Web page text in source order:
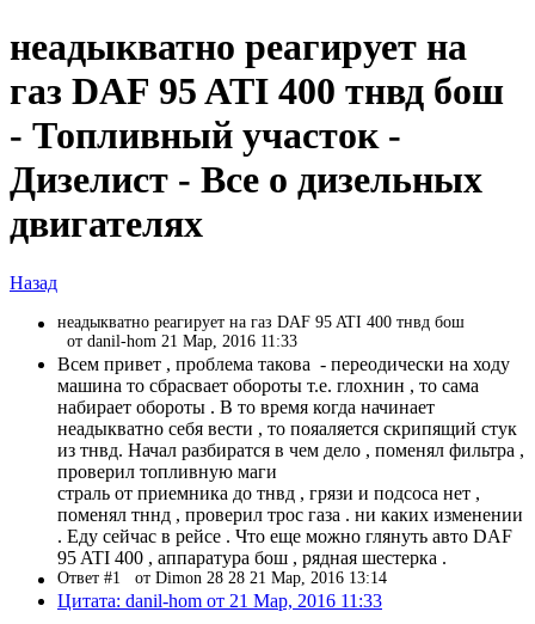
неадыкватно реагирует на
газ DAF 95 ATI 400 тнвд бош
- Топливный участок -
Дизелист - Все о дизельных
двигателях
Назад
неадыкватно реагирует на газ DAF 95 ATI 400 тнвд бош
от danil-hom 21 Мар, 2016 11:33
Всем привет , проблема такова - переодически на ходу
машина то сбрасвает обороты т.е. глохнин , то сама
набирает обороты . В то время когда начинает
неадыкватно себя вести , то пояаляется скрипящий стук
из тнвд. Начал разбиратся в чем дело , поменял фильтра ,
проверил топливную маги
страль от приемника до тнвд , грязи и подсоса нет ,
поменял тннд , проверил трос газа . ни каких изменении
. Еду сейчас в рейсе . Что еще можно глянуть авто DAF
95 ATI 400 , аппаратура бош , рядная шестерка .
Ответ #1 от Dimon 28 28 21 Мар, 2016 13:14
Цитата: danil-hom от 21 Мар, 2016 11:33